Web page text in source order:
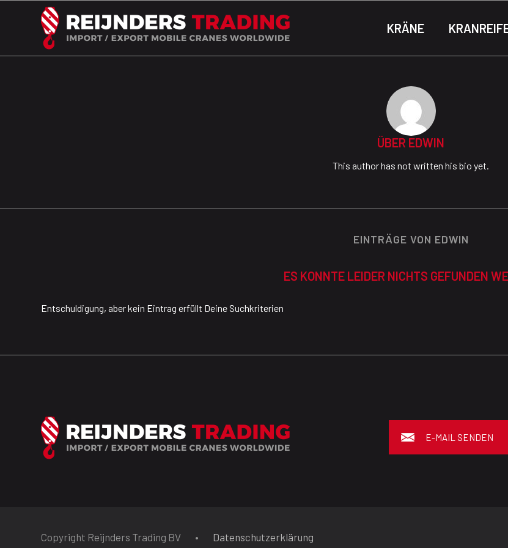
KRÄNE
ÜBER EDWIN
This author has not written his bio yet.
EINTRÄGE VON EDWIN
ES KONNTE LEIDER NICHTS GEFUNDEN
Entschuldigung, aber kein Eintrag erfüllt Deine Suchkriterien
E-MAIL SENDEN
Copyright Reijnders Trading BV • Datenschutzerklärung